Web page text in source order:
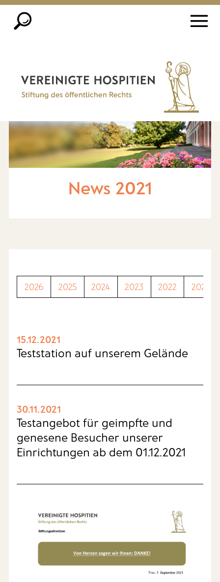
News 2021
2026 2025 2024 2023 2022 2021
15.12.2021
Teststation auf unserem Gelände
30.11.2021
Testangebot für geimpfte und
genesene Besucher unserer
Einrichtungen ab dem 01.12.2021